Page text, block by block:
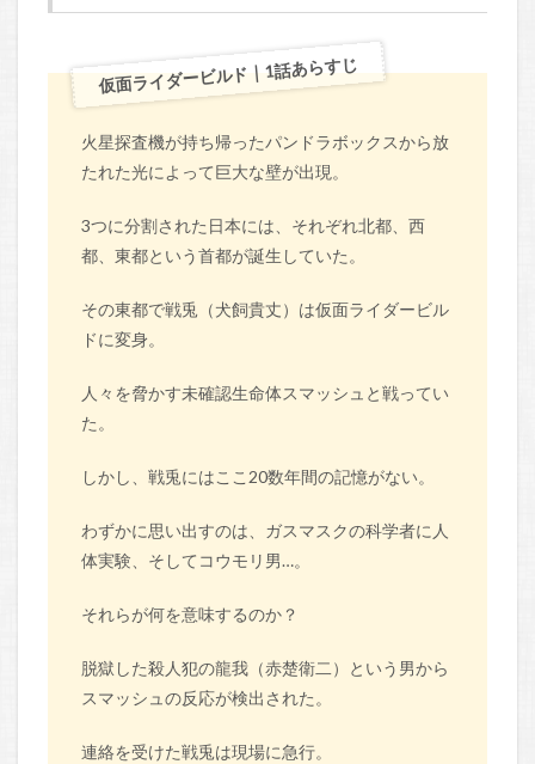
仮面ライダービルド｜1話あらすじ
火星探査機が持ち帰ったパンドラボックスから放
たれた光によって巨大な壁が出現。
3つに分割された日本には、それぞれ北都、西
都、東都という首都が誕生していた。
その東都で戦兎（犬飼貴丈）は仮面ライダービル
ドに変身。
人々を脅かす未確認生命体スマッシュと戦ってい
た。
しかし、戦兎にはここ20数年間の記憶がない。
わずかに思い出すのは、ガスマスクの科学者に人
体実験、そしてコウモリ男…。
それらが何を意味するのか？
脱獄した殺人犯の龍我（赤楚衛二）という男から
スマッシュの反応が検出された。
連絡を受けた戦兎は現場に急行。